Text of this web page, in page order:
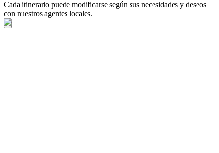
Cada itinerario puede modificarse según sus necesidades y deseos
con nuestros agentes locales.